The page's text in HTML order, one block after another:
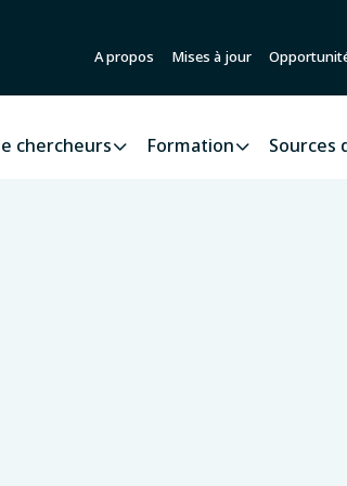
A propos Mises à jour
chercheurs Formation Sources